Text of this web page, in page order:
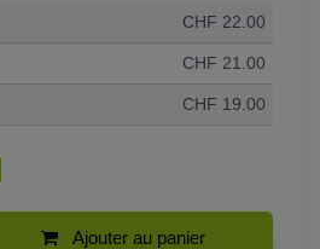
CHF 22.00
CHF 21.00
CHF 19.00
Ajouter au panier